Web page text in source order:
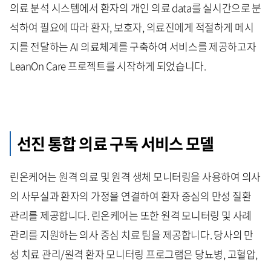
의료 분석 시스템에서 환자의 개인 의료 data를 실시간으로 분
석하여 필요에 따라 환자, 보호자, 의료진에게 적절하게 메시
지를 전달하는 AI 의료체계를 구축하여 서비스를 제공하고자
LeanOn Care 프로젝트를 시작하게 되었습니다.
선진 통합 의료 구독 서비스 모델
린온케어는 원격 의료 및 원격 생체 모니터링을 사용하여 의사
의 사무실과 환자의 가정을 연결하여 환자 중심의 만성 질환
관리를 제공합니다. 린온케어는 또한 원격 모니터링 및 사례
관리를 지원하는 의사 중심 치료 팀을 제공합니다. 당사의 만
성 치료 관리/원격 환자 모니터링 프로그램은 당뇨병, 고혈압,